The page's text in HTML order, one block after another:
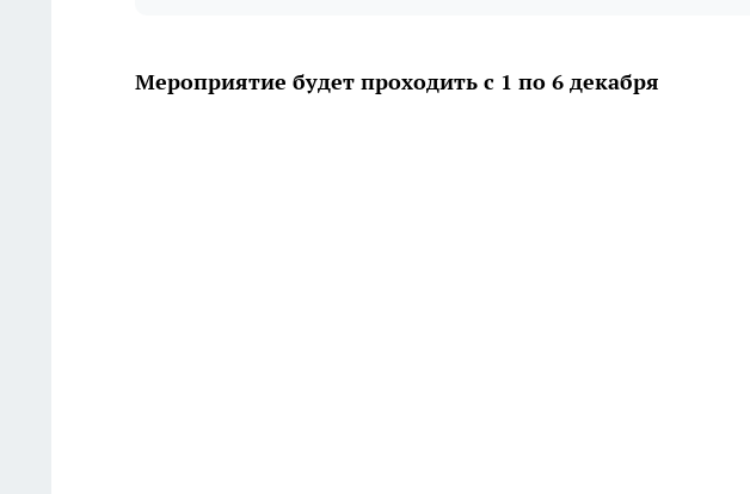
Мероприятие будет проходить с 1 по 6 декабря